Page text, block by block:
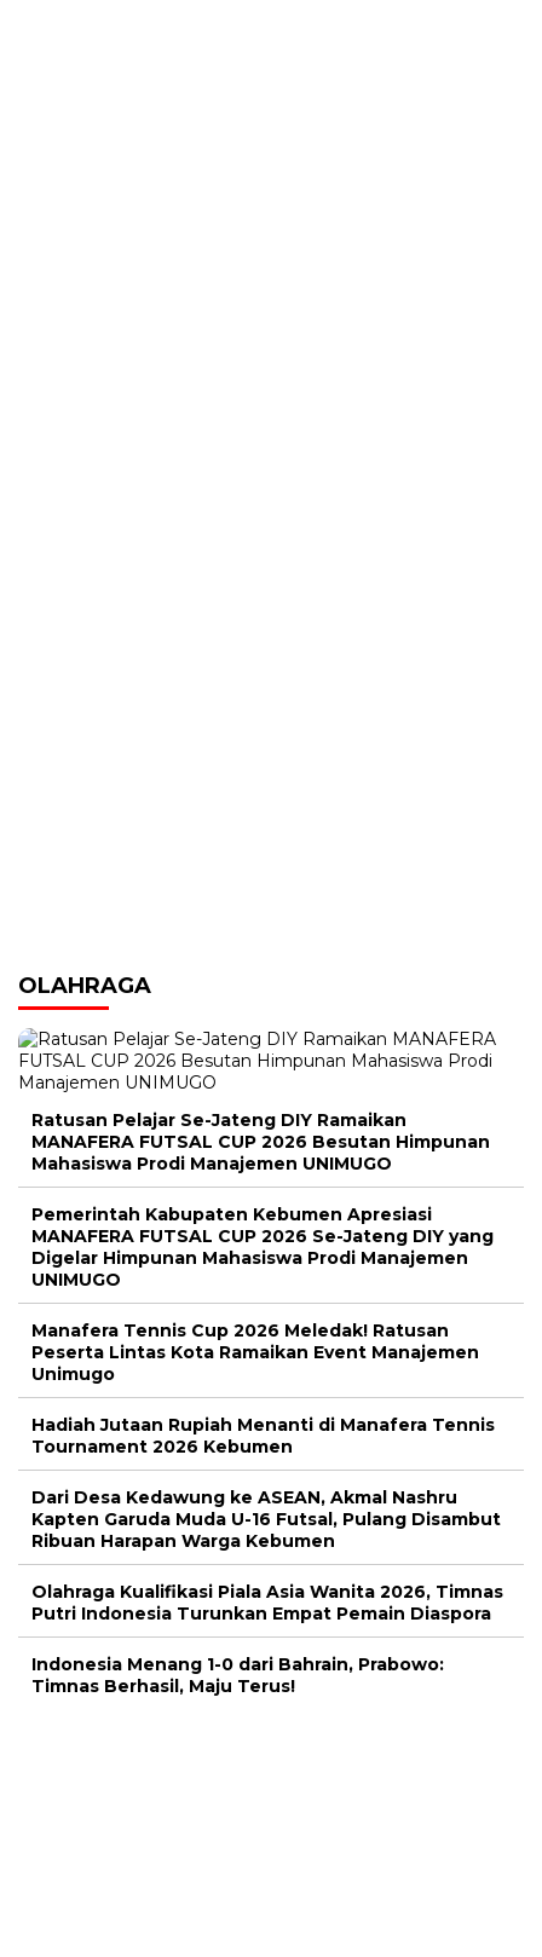
OLAHRAGA
Ratusan Pelajar Se-Jateng DIY Ramaikan
MANAFERA FUTSAL CUP 2026 Besutan Himpunan
Mahasiswa Prodi Manajemen UNIMUGO
Pemerintah Kabupaten Kebumen Apresiasi
MANAFERA FUTSAL CUP 2026 Se-Jateng DIY yang
Digelar Himpunan Mahasiswa Prodi Manajemen
UNIMUGO
Manafera Tennis Cup 2026 Meledak! Ratusan
Peserta Lintas Kota Ramaikan Event Manajemen
Unimugo
Hadiah Jutaan Rupiah Menanti di Manafera Tennis
Tournament 2026 Kebumen
Dari Desa Kedawung ke ASEAN, Akmal Nashru
Kapten Garuda Muda U-16 Futsal, Pulang Disambut
Ribuan Harapan Warga Kebumen
Olahraga Kualifikasi Piala Asia Wanita 2026, Timnas
Putri Indonesia Turunkan Empat Pemain Diaspora
Indonesia Menang 1-0 dari Bahrain, Prabowo:
Timnas Berhasil, Maju Terus!